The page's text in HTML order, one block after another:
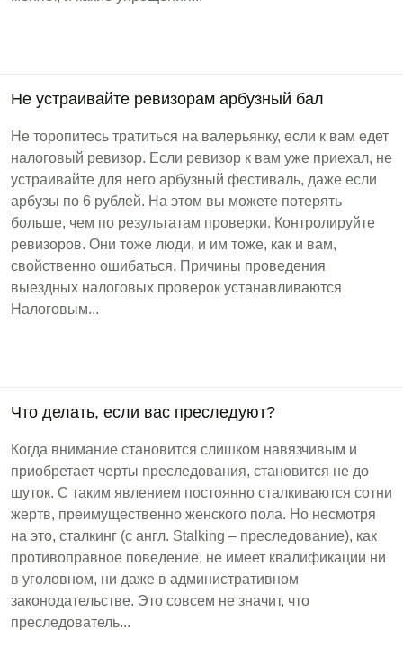
Не устраивайте ревизорам арбузный бал
Не торопитесь тратиться на валерьянку, если к вам едет
налоговый ревизор. Если ревизор к вам уже приехал, не
устраивайте для него арбузный фестиваль, даже если
арбузы по 6 рублей. На этом вы можете потерять
больше, чем по результатам проверки. Контролируйте
ревизоров. Они тоже люди, и им тоже, как и вам,
свойственно ошибаться. Причины проведения
выездных налоговых проверок устанавливаются
Налоговым...
Что делать, если вас преследуют?
Когда внимание становится слишком навязчивым и
приобретает черты преследования, становится не до
шуток. С таким явлением постоянно сталкиваются сотни
жертв, преимущественно женского пола. Но несмотря
на это, сталкинг (с англ. Stalking – преследование), как
противоправное поведение, не имеет квалификации ни
в уголовном, ни даже в административном
законодательстве. Это совсем не значит, что
преследователь...